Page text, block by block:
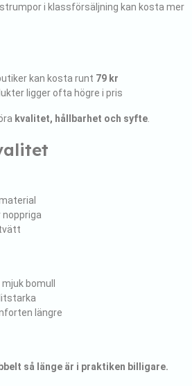
i klassförsäljning kan kosta mer
kan kosta runt 79 kr
ligger ofta högre i pris
kvalitet, hållbarhet och syfte
noppriga
bomull
längre
så länge är i praktiken billigare.